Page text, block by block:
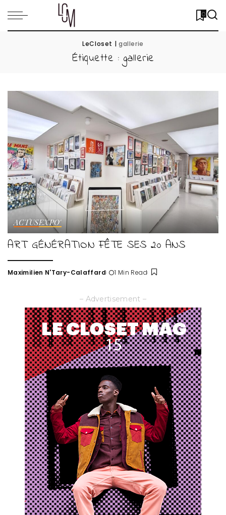
0
LeCloset | gallerie
Étiquette : gallerie
ACTUSEXPO'
ART GÉNÉRATION FÊTE SES 20 ANS
Posted
Maximilien N'Tary-Calaffard 1 Min Read
– Advertisement –